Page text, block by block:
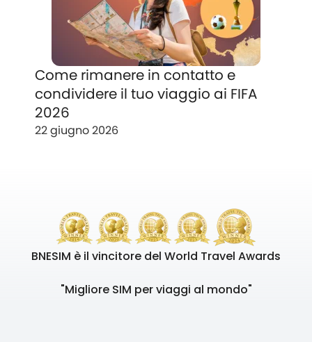
Come rimanere in contatto e
condividere il tuo viaggio ai FIFA
2026
22 giugno 2026
BNESIM è il vincitore del World Travel Awards
"Migliore SIM per viaggi al mondo"